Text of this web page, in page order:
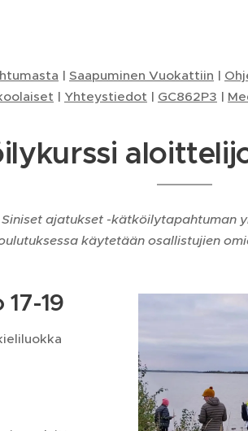
| Saapuminen Vuokattiin |
| Yhteystiedot | GC862P3 |
ajatukset -kätköilytapahtuman
käytetään osallistujien
19